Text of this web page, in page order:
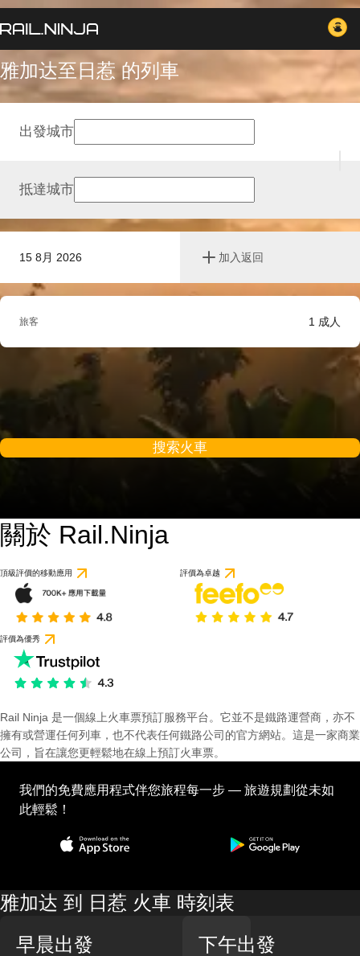
雅加达至日惹 的列車
15 8月 2026 加入返回
出發城市
抵達城市
旅客 1 成人
搜索火車
關於 Rail.Ninja
頂級評價的移動應用 評價為卓越
評價為優秀
Rail Ninja 是一個線上火車票預訂服務平台。它並不是鐵路運營商，亦不
擁有或營運任何列車，也不代表任何鐵路公司的官方網站。這是一家商業
公司，旨在讓您更輕鬆地在線上預訂火車票。
我們的免費應用程式伴您旅程每一步 — 旅遊規劃從未如
此輕鬆！
雅加达 到 日惹 火車 時刻表
早晨出發
下午出發